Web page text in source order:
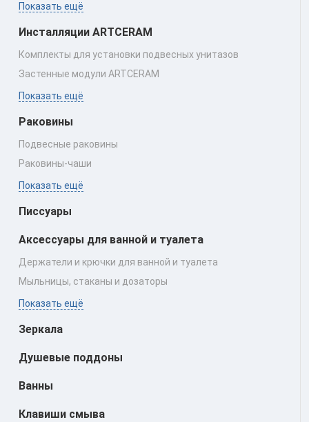
Показать ещё
Инсталляции ARTCERAM
Комплекты для установки подвесных унитазов
Застенные модули ARTCERAM
Показать ещё
Раковины
Подвесные раковины
Раковины‑чаши
Показать ещё
Писсуары
Аксессуары для ванной и туалета
Держатели и крючки для ванной и туалета
Мыльницы, стаканы и дозаторы
Показать ещё
Зеркала
Душевые поддоны
Ванны
Клавиши смыва